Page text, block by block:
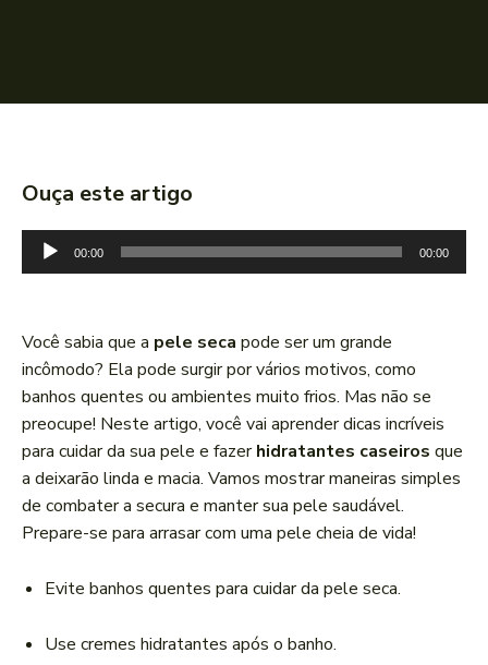
Ouça este artigo
o
d
o
r
d
e
á
u
d
o
00:00 00:00
Você sabia que a pele seca pode ser um grande
incômodo? Ela pode surgir por vários motivos, como
banhos quentes ou ambientes muito frios. Mas não se
preocupe! Neste artigo, você vai aprender dicas incríveis
para cuidar da sua pele e fazerhidratantes caseiros que
a deixarão linda e macia. Vamos mostrar maneiras simples
de combater a secura e manter sua pele saudável.
Prepare-se para arrasar com uma pele cheia de vida!
Evite banhos quentes para cuidar da pele seca.
Use cremes hidratantes após o banho.